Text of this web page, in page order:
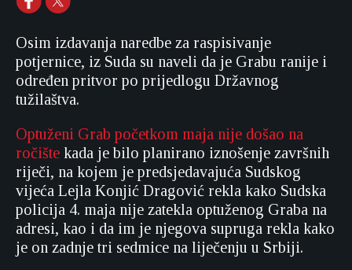
Osim izdavanja naredbe za raspisivanje
potjernice, iz Suda su naveli da je Grabu ranije i
određen pritvor po prijedlogu Državnog
tužilaštva.
Optuženi Grab početkom maja nije došao na
ročište kada je bilo planirano iznošenje završnih
riječi, na kojem je predsjedavajuća Sudskog
vijeća Lejla Konjić Dragović rekla kako Sudska
policija 4. maja nije zatekla optuženog Graba na
adresi, kao i da im je njegova supruga rekla kako
je on zadnje tri sedmice na liječenju u Srbiji.